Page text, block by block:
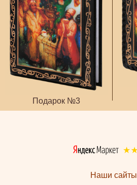
Подарок №3
Наши сайты